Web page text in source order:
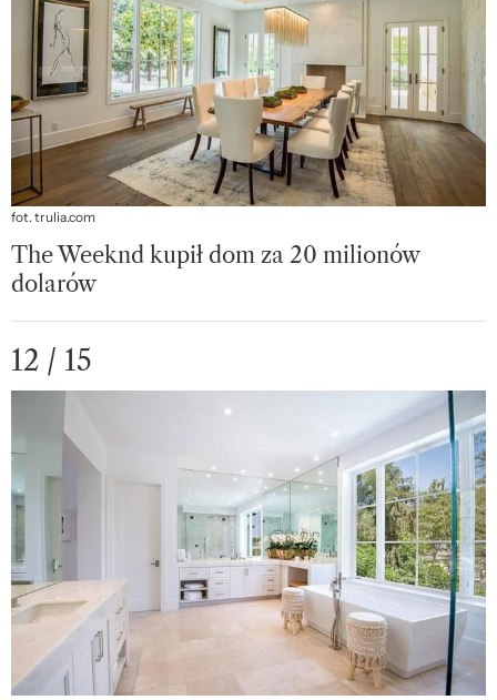
fot. trulia.com
The Weeknd kupił dom za 20 milionów
dolarów
12 / 15